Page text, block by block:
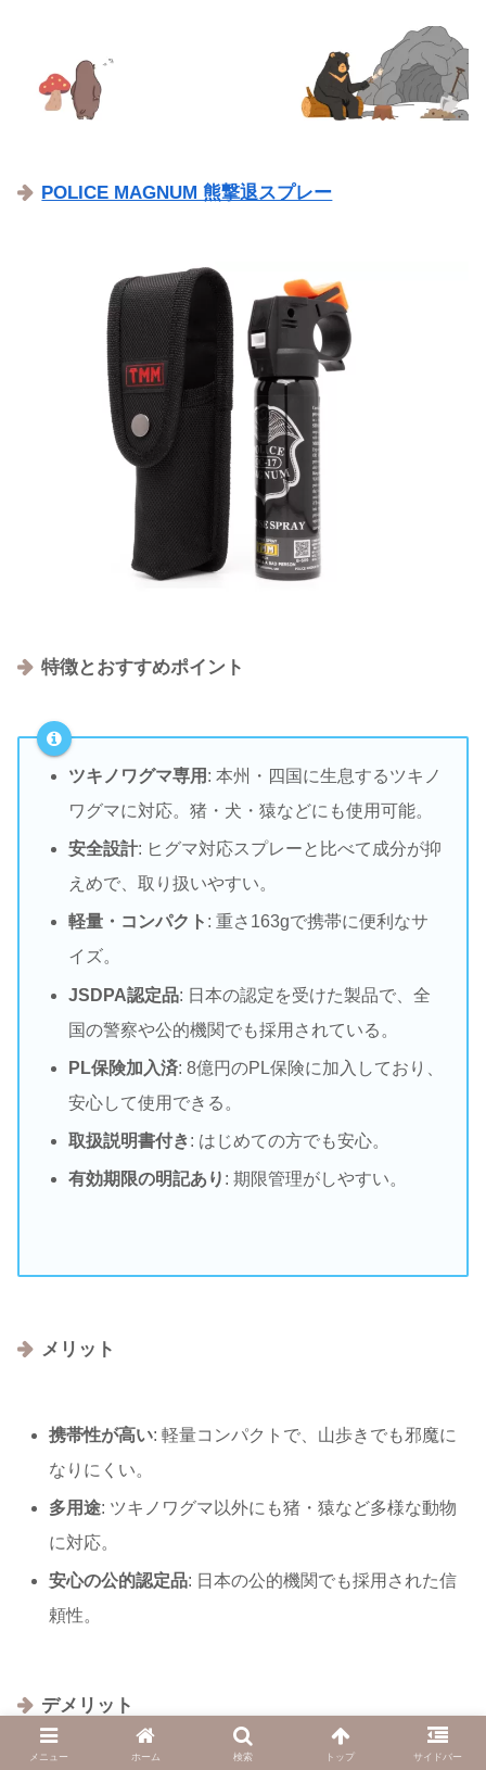
POLICE MAGNUM 熊撃退スプレー
特徴とおすすめポイント
ツキノワグマ専用 : 本州・四国に生息するツキノ
ワグマに対応。猪・犬・猿などにも使用可能。
安全設計: ヒグマ対応スプレーと比べて成分が抑
えめで、取り扱いやすい。
軽量・コンパクト : 重さ163gで携帯に便利なサ
イズ。
JSDPA認定品: 日本の認定を受けた製品で、全
国の警察や公的機関でも採用されている。
PL保険加入済: 8億円のPL保険に加入しており、
安心して使用できる。
取扱説明書付き: はじめての方でも安心。
有効期限の明記あり : 期限管理がしやすい。
メリット
携帯性が高い: 軽量コンパクトで、山歩きでも邪魔に
なりにくい。
多用途: ツキノワグマ以外にも猪・猿など多様な動物
に対応。
安心の公的認定品: 日本の公的機関でも採用された信
頼性。
デメリット
メニュー ホーム 検索 トップ サイドバー